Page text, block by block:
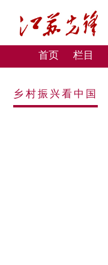
首页 栏目
乡村振兴看中国